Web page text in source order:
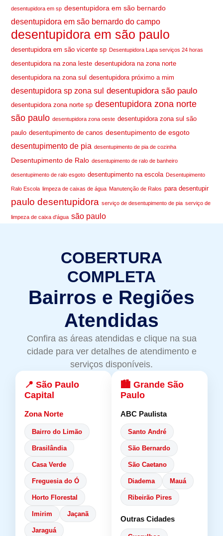
desentupidora em sp desentupidora em são bernardo
desentupidora em são bernardo do campo
desentupidora em são paulo
desentupidora em são vicente sp Desentupidora Lapa serviços 24 horas
desentupidora na zona leste desentupidora na zona norte
desentupidora na zona sul
desentupidora próximo a mim
desentupidora sp zona sul desentupidora são paulo
desentupidora zona norte sp desentupidora zona norte
são paulo desentupidora zona oeste desentupidora zona sul são
paulo desentupimento de canos desentupimento de esgoto
desentupimento de pia desentupimento de pia de cozinha
Desentupimento de Ralo desentupimento de ralo de banheiro
desentupimento de ralo esgoto desentupimento na escola Desentupimento
Ralo Escola limpeza de caixas de água Manutenção de Ralos para desentupir
paulo desentupidora serviço de desentupimento de pia serviço de
limpeza de caixa d'água são paulo
COBERTURA
COMPLETA
Bairros e Regiões
Atendidas
Confira as áreas atendidas e clique na sua
cidade para ver detalhes de atendimento e
serviços disponíveis.
📍 São Paulo
Capital
Zona Norte
Bairro do Limão
Brasilândia
Casa Verde
Freguesia do Ó
Horto Florestal
Imirim Jaçanã
Jaraguá
🏙️ Grande São
Paulo
ABC Paulista
Santo André
São Bernardo
São Caetano
Diadema Mauá
Ribeirão Pires
Outras Cidades